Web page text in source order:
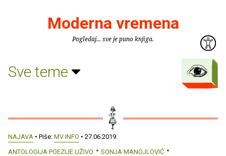
Moderna vremena
Pogledaj... sve je puno knjiga.
Sve teme
NAJAVA • Piše: MV INFO • 27.06.2019.
ANTOLOGIJA POEZIJE UŽIVO
SONJA MANOJLOVIĆ